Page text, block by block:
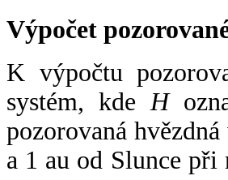
Výpočet
K výpočtu
systém, kde H
pozorovaná
a 1 au od Slunce